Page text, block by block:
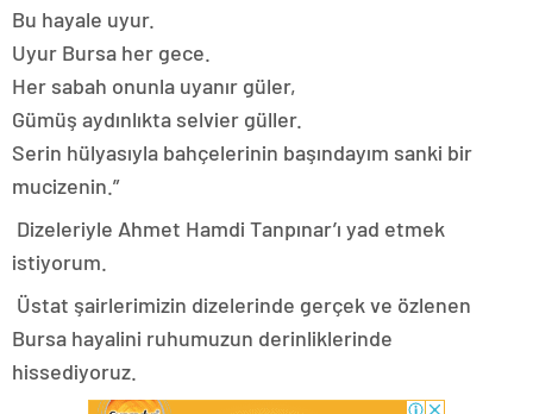
Bu hayale uyur.
Uyur Bursa her gece.
Her sabah onunla uyanır güler,
Gümüş aydınlıkta selvier güller.
Serin hülyasıyla bahçelerinin başındayım sanki bir
mucizenin.”
Dizeleriyle Ahmet Hamdi Tanpınar’ı yad etmek
istiyorum.
Üstat şairlerimizin dizelerinde gerçek ve özlenen
Bursa hayalini ruhumuzun derinliklerinde
hissediyoruz.